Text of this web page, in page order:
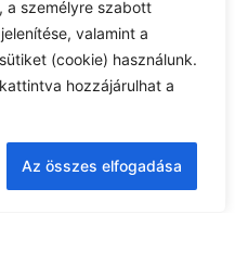
a személyre szabott
valamint a
(cookie) használunk.
hozzájárulhat a
Az összes elfogadása